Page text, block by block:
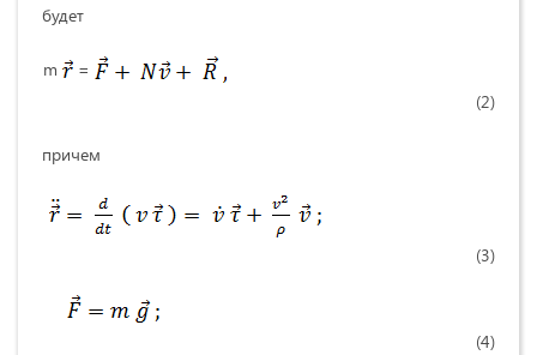
будет
m
=
(2)
причем
(3)
(4)